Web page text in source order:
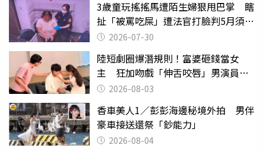
3歲童玩搖搖馬遭陌生婦狠甩巴掌 瞎
扯「被罵吃屎」遭法官打臉判5月須入
監 2026-07-30
陸短劇圈爆潛規則！富婆砸錢當女
主 狂加吻戲「伸舌咬唇」男演員崩
潰 2026-08-03
香車美人1／彭彭海邊秘境外拍 男伴
豪車接送還祭「鈔能力」
2026-08-04